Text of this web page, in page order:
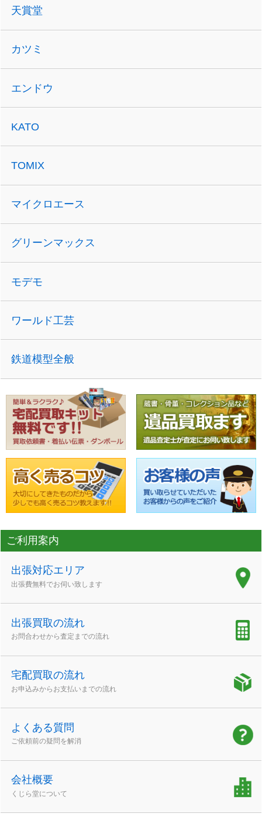
天賞堂
カツミ
エンドウ
KATO
TOMIX
マイクロエース
グリーンマックス
モデモ
ワールド工芸
鉄道模型全般
ご利用案内
出張対応エリア
出張費無料でお伺い致します
出張買取の流れ
お問合わせから査定までの流れ
宅配買取の流れ
お申込みからお支払いまでの流れ
よくある質問
ご依頼前の疑問を解消
会社概要
くじら堂について